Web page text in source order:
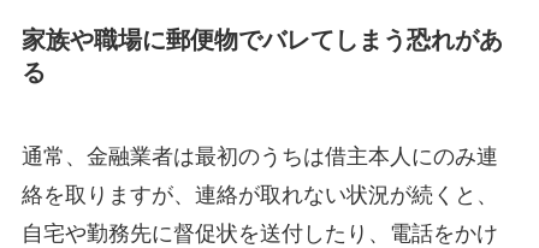
家族や職場に郵便物でバレてしまう恐れがあ
る
通常、金融業者は最初のうちは借主本人にのみ連
絡を取りますが、連絡が取れない状況が続くと、
自宅や勤務先に督促状を送付したり、電話をかけ